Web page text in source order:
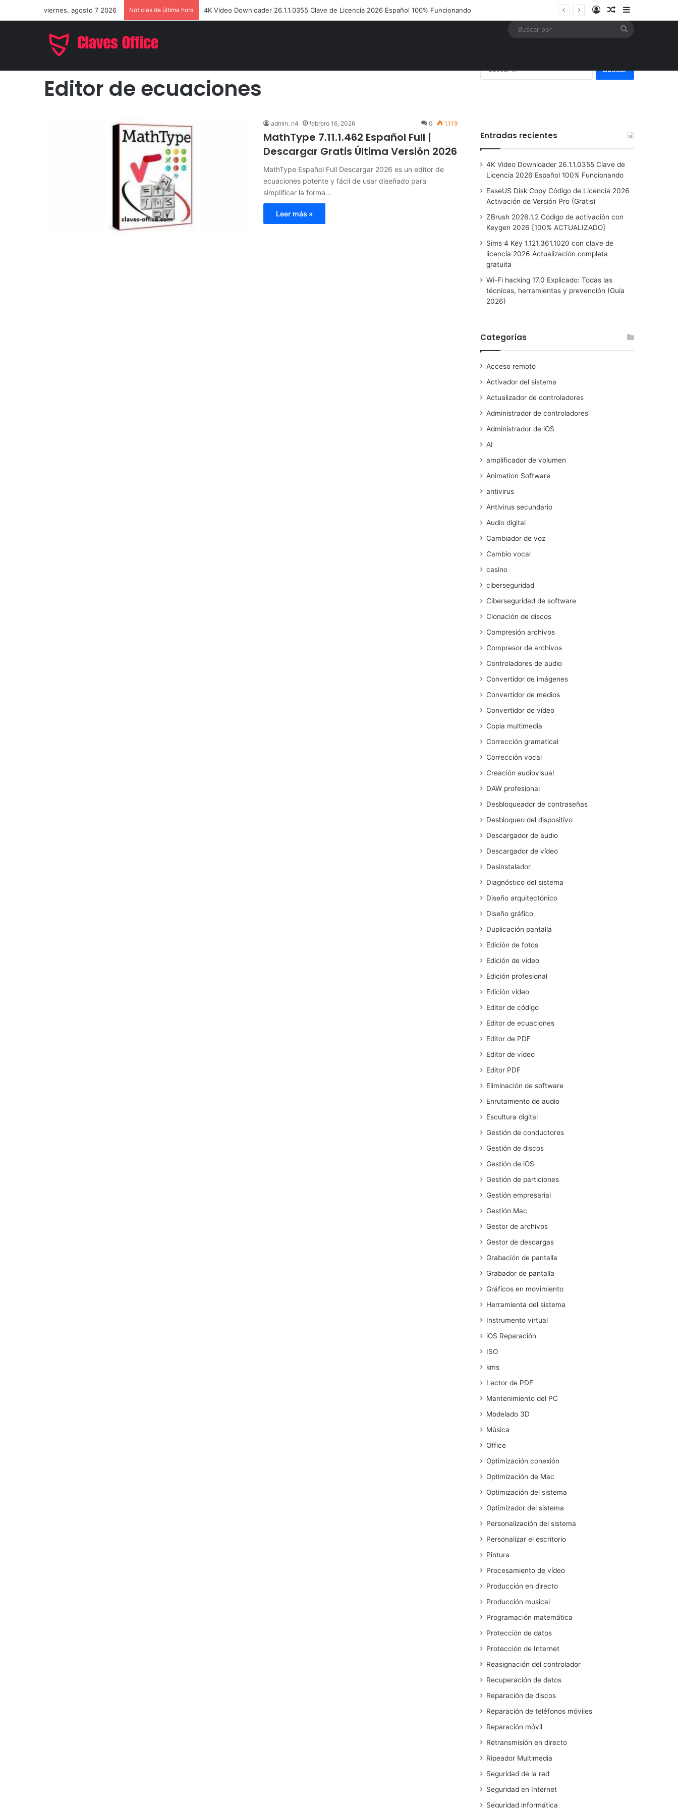
viernes, agosto 7 2026 Noticias de última hora EaseUS Disk Copy Código de Licencia 2026 Activación de Versión Pro (Gratis) AccesoPublicación al
Barra lateral
Inicio
Editor de ecuaciones
admin_n4 febrero 16, 2026 0 1.119
MathType 7.11.1.462 Español Full |
Descargar Gratis Última Versión 2026
MathType Español Full Descargar 2026 es un editor de
ecuaciones potente y fácil de usar diseñado para
simplificar la forma…
Leer más »
Entradas recientes
4K Video Downloader 26.1.1.0355 Clave de
Licencia 2026 Español 100% Funcionando
EaseUS Disk Copy Código de Licencia 2026
Activación de Versión Pro (Gratis)
ZBrush 2026.1.2 Código de activación con
Keygen 2026 [100% ACTUALIZADO]
Sims 4 Key 1.121.361.1020 con clave de
licencia 2026 Actualización completa
gratuita
Wi-Fi hacking 17.0 Explicado: Todas las
técnicas, herramientas y prevención (Guía
2026)
Categorías
Acceso remoto
Activador del sistema
Actualizador de controladores
Administrador de controladores
Administrador de iOS
AI
amplificador de volumen
Animation Software
antivirus
Antivirus secundario
Audio digital
Cambiador de voz
Cambio vocal
casino
ciberseguridad
Ciberseguridad de software
Clonación de discos
Compresión archivos
Compresor de archivos
Controladores de audio
Convertidor de imágenes
Convertidor de medios
Convertidor de vídeo
Copia multimedia
Corrección gramatical
Corrección vocal
Creación audiovisual
DAW profesional
Desbloqueador de contraseñas
Desbloqueo del dispositivo
Descargador de audio
Descargador de vídeo
Desinstalador
Diagnóstico del sistema
Diseño arquitectónico
Diseño gráfico
Duplicación pantalla
Edición de fotos
Edición de vídeo
Edición profesional
Edición video
Editor de código
Editor de ecuaciones
Editor de PDF
Editor de vídeo
Editor PDF
Eliminación de software
Enrutamiento de audio
Escultura digital
Gestión de conductores
Gestión de discos
Gestión de iOS
Gestión de particiones
Gestión empresarial
Gestión Mac
Gestor de archivos
Gestor de descargas
Grabación de pantalla
Grabador de pantalla
Gráficos en movimiento
Herramienta del sistema
Instrumento virtual
iOS Reparación
ISO
kms
Lector de PDF
Mantenimiento del PC
Modelado 3D
Música
Office
Optimización conexión
Optimización de Mac
Optimización del sistema
Optimizador del sistema
Personalización del sistema
Personalizar el escritorio
Pintura
Procesamiento de vídeo
Producción en directo
Producción musical
Programación matemática
Protección de datos
Protección de Internet
Reasignación del controlador
Recuperación de datos
Reparación de discos
Reparación de teléfonos móviles
Reparación móvil
Retransmisión en directo
Ripeador Multimedia
Seguridad de la red
Seguridad en Internet
Seguridad informática